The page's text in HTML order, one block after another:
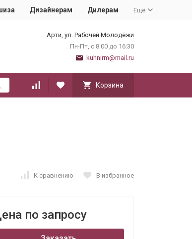
Дизайнерам Дилерам Ещё
Арти, ул. Рабочей Молодёжи
Пн-Пт, с 8:00 до 16:30
kuhnirm@mail.ru
Корзина
К сравнению В избранное
по запросу